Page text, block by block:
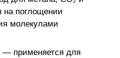
на поглощении
молекулами
— применяется для